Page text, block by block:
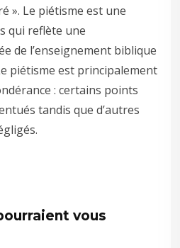
». Le piétisme est une
qui reflète une
de l’enseignement biblique
piétisme est principalement
: certains points
tandis que d’autres
vous